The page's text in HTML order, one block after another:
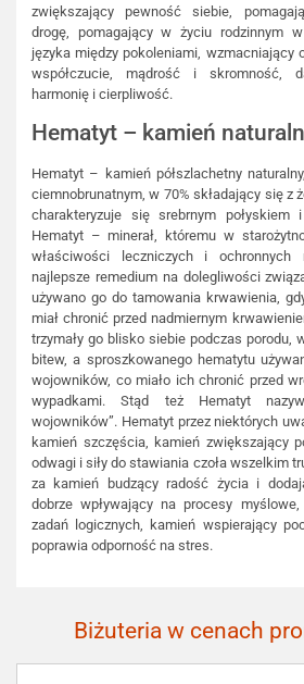
zwiększający pewność siebie,
drogę, pomagający w życiu rodzinnym
języka między pokoleniami, wzmacniający
współczucie, mądrość i skromność,
harmonię i cierpliwość.
Hematyt – kamień
Hematyt – kamień półszlachetny
ciemnobrunatnym, w 70% składający się z
charakteryzuje się srebrnym połyskiem
Hematyt – minerał, któremu w
właściwości leczniczych i
najlepsze remedium na dolegliwości
używano go do tamowania krwawienia,
miał chronić przed nadmiernym
trzymały go blisko siebie podczas porodu,
bitew, a sproszkowanego hematytu
wojowników, co miało ich chronić przed
wypadkami. Stąd też Hematyt
wojowników”. Hematyt przez niektórych
kamień szczęścia, kamień zwiększający
odwagi i siły do stawiania czoła wszelkim
za kamień budzący radość życia i
dobrze wpływający na procesy
zadań logicznych, kamień wspierający
poprawia odporność na stres.
Biżuteria w cenach